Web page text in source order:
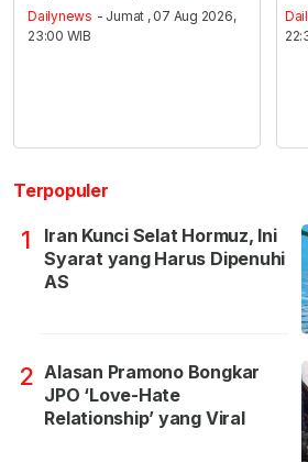
Dailynews - Jumat , 07 Aug 2026,
23:00 WIB
Terpopuler
1
Iran Kunci Selat Hormuz, Ini
Syarat yang Harus Dipenuhi
AS
2 Alasan Pramono Bongkar
JPO ‘Love-Hate
Relationship’ yang Viral